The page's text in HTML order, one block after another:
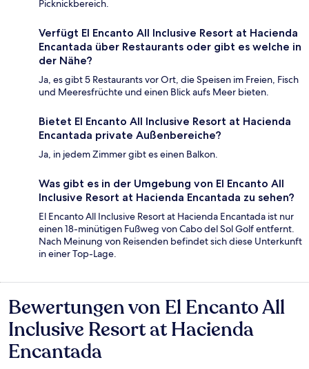
Picknickbereich.
Verfügt El Encanto All Inclusive Resort at Hacienda
Encantada über Restaurants oder gibt es welche in
der Nähe?
Ja, es gibt 5 Restaurants vor Ort, die Speisen im Freien, Fisch
und Meeresfrüchte und einen Blick aufs Meer bieten.
Bietet El Encanto All Inclusive Resort at Hacienda
Encantada private Außenbereiche?
Ja, in jedem Zimmer gibt es einen Balkon.
Was gibt es in der Umgebung von El Encanto All
Inclusive Resort at Hacienda Encantada zu sehen?
El Encanto All Inclusive Resort at Hacienda Encantada ist nur
einen 18-minütigen Fußweg von Cabo del Sol Golf entfernt.
Nach Meinung von Reisenden befindet sich diese Unterkunft
in einer Top-Lage.
Bewertungen
Bewertungen von El Encanto All
Inclusive Resort at Hacienda
Encantada